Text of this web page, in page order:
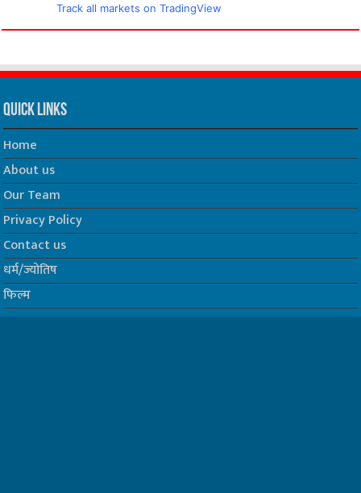
Track all markets on TradingView
Quick Links
Home
About us
Our Team
Privacy Policy
Contact us
धर्म/ज्योतिष
फिल्म